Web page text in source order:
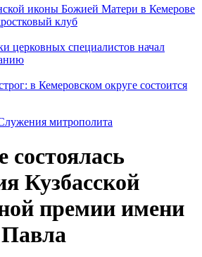
иконы Божией Матери в Кемерове
клуб
церковных специалистов начал
в Кемеровском округе состоится
митрополита
состоялась
Кузбасской
премии имени
Павла